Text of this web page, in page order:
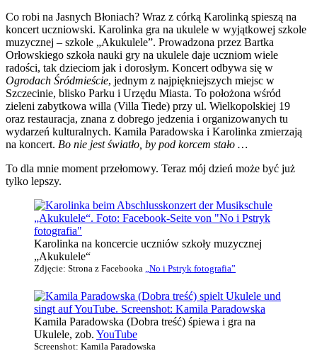
Co robi na Jasnych Błoniach? Wraz z córką Karolinką spieszą na
koncert uczniowski. Karolinka gra na ukulele w wyjątkowej szkole
muzycznej – szkole „Akukulele”. Prowadzona przez Bartka
Orłowskiego szkoła nauki gry na ukulele daje uczniom wiele
radości, tak dzieciom jak i dorosłym. Koncert odbywa się w
Ogrodach Śródmieście, jednym z najpiękniejszych miejsc w
Szczecinie, blisko Parku i Urzędu Miasta. To położona wśród
zieleni zabytkowa willa (Villa Tiede) przy ul. Wielkopolskiej 19
oraz restauracja, znana z dobrego jedzenia i organizowanych tu
wydarzeń kulturalnych. Kamila Paradowska i Karolinka zmierzają
na koncert. Bo nie jest światło, by pod korcem stało …
To dla mnie moment przełomowy. Teraz mój dzień może być już
tylko lepszy.
Karolinka na koncercie uczniów szkoły muzycznej
„Akukulele“
Zdjęcie: Strona z Facebooka „No i Pstryk fotografia”
Kamila Paradowska (Dobra treść) śpiewa i gra na
Ukulele, zob. YouTube
Screenshot: Kamila Paradowska